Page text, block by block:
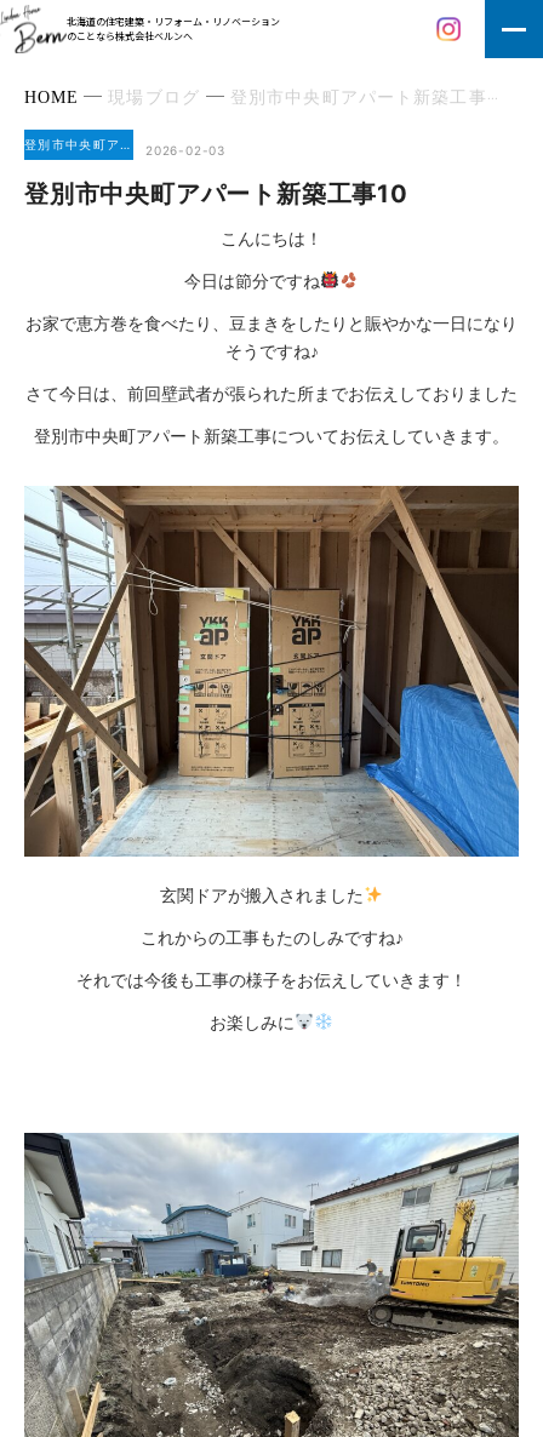
北海道の住宅建築・リフォーム・リノベーション
のことなら株式会社ベルンへ
HOME 現場ブログ 登別市中央町アパート新築工事
登別市中央町アパート新築工事 2026-02-03
登別市中央町アパート新築工事10
こんにちは！
今日は節分ですね
お家で恵方巻を食べたり、豆まきをしたりと賑やかな一日になり
そうですね♪
さて今日は、前回壁武者が張られた所までお伝えしておりました
登別市中央町アパート新築工事についてお伝えしていきます。
玄関ドアが搬入されました
これからの工事もたのしみですね♪
それでは今後も工事の様子をお伝えしていきます！
お楽しみに